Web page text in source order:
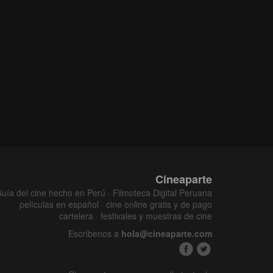
Cineaparte
del cine hecho en Perú · Filmoteca Digital Peruana
películas en español · cine online gratis y de pago
cartelera · festivales y muestras de cine
Escríbenos a hola@cineaparte.com